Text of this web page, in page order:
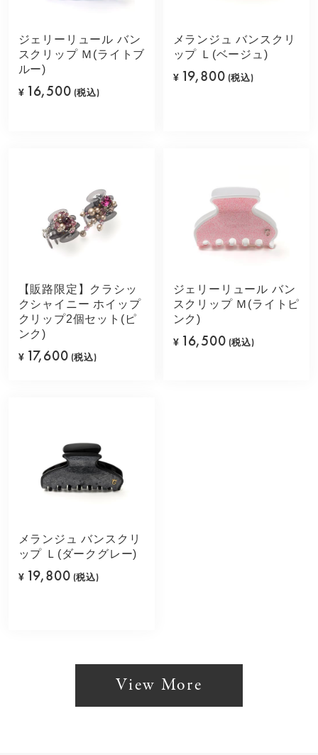
ジェリーリュール バン
スクリップ Ｍ(ライトブ
ルー)
¥ 16,500 (税込)
メランジュ バンスクリ
ップ Ｌ(ベージュ)
¥ 19,800 (税込)
【販路限定】クラシッ
クシャイニー ホイップ
クリップ2個セット(ピ
ンク)
¥ 17,600 (税込)
ジェリーリュール バン
スクリップ Ｍ(ライトピ
ンク)
¥ 16,500 (税込)
メランジュ バンスクリ
ップ Ｌ(ダークグレー)
¥ 19,800 (税込)
View More